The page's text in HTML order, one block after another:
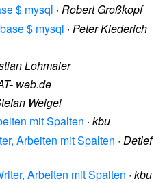
$ mysql · Robert Großkopf
$ mysql · Peter Kiederich
Lohmaier
web.de
Weigel
mit Spalten · kbu
Arbeiten mit Spalten · Detlef
Arbeiten mit Spalten · kbu